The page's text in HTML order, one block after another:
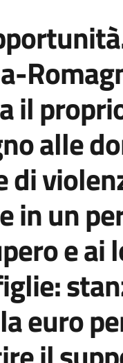
il
alle
di
in un
e ai
euro